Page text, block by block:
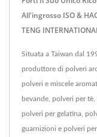
All'ingrosso ISO &
TENG
Situata a Taiwan dal
produttore di polveri
polveri e miscele
bevande, polveri per
polveri per gelatina,
guarnizioni e polveri